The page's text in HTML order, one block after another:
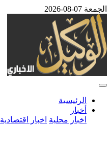
الجمعة 07-08-2026
الرئيسية
أخبار
اخبار محلية اخبار اقتصادية